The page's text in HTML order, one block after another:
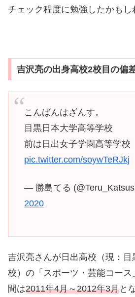
チェック程度に勉強したかもし
吉沢亮の出身高校2校目の偏
こんばんはざんす。
目黒日本大学高等学校
前は日出女子学園高等学校
pic.twitter.com/soywTeRJkj
— 勝島てる
2020
吉沢亮さんが日出高校（現：目
校）の「スポーツ・芸能コース
間は2011年4月～2012年3月と